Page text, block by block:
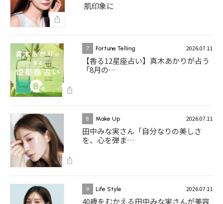
肌印象に
7 Fortune Telling 2026.07.11
【香る12星座占い】真木あかりが占う
「8月の…
8 Make Up 2026.07.11
田中みな実さん「自分なりの美しさ
を、心を弾ま…
9 Life Style 2026.07.11
40歳をむかえる田中みな実さんが美容